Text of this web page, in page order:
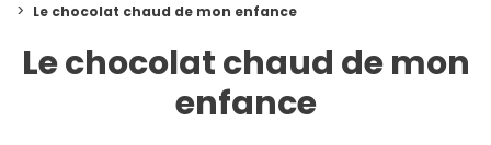
Le chocolat chaud de mon enfance
Le chocolat chaud de mon
enfance